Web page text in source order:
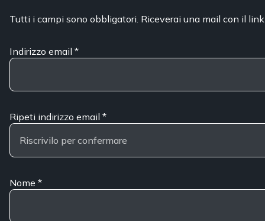
Tutti i campi sono obbligatori. Riceverai una mail con il
Indirizzo email*
Ripeti indirizzo email*
Nome*